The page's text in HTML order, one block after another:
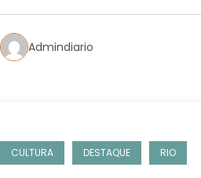
Admindiario
CULTURA DESTAQUE RIO